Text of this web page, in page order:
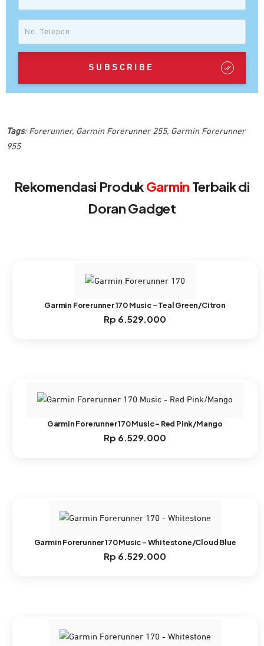
SUBSCRIBE
Tags: Forerunner, Garmin Forerunner 255, Garmin Forerunner
955
Rekomendasi ProdukGarmin Terbaik di
Doran Gadget
Garmin Forerunner 170 Music – Teal Green/Citron
Rp 6.529.000
Garmin Forerunner 170 Music – Red Pink/Mango
Rp 6.529.000
Garmin Forerunner 170 Music – Whitestone/Cloud Blue
Rp 6.529.000